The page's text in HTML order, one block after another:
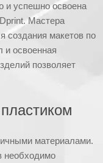
и успешно освоена
Мастера
создания макетов по
и освоенная
позволяет
материалами.
необходимо